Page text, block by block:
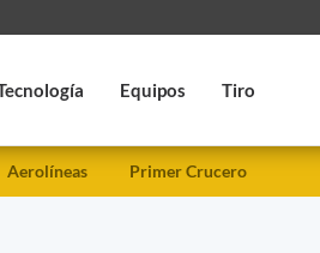
Equipos Tiro
Aerolíneas Primer Crucero